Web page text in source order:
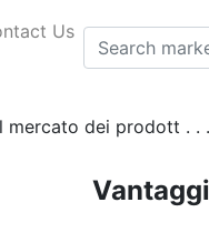
Us
mercato dei prodott . . .